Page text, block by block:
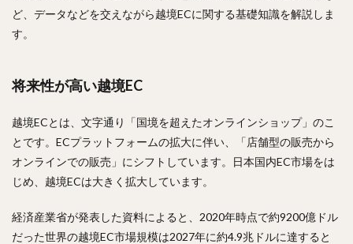
ど、データなどを交えながら越境ECに関する基礎知識を解説しま
す。
将来性が高い越境EC
越境ECとは、文字通り「国境を超えたオンラインショップ」のこ
とです。ECプラットフォームの拡大に伴い、「店舗型の販売から
オンラインでの販売」にシフトしています。日本国内EC市場をは
じめ、越境ECは大きく拡大しています。
経済産業省が発表した資料によると、2020年時点で約9200億ドル
だった世界の越境EC市場規模は2027年に約4.9兆ドルに達すると